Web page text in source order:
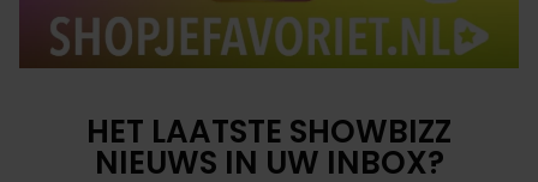
HET LAATSTE SHOWBIZZ
NIEUWS IN UW INBOX?